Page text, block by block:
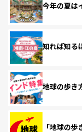
今年の夏は
知れば知る
地球の歩き
「地球の